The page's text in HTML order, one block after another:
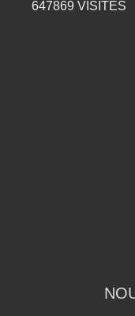
647869 VISITES